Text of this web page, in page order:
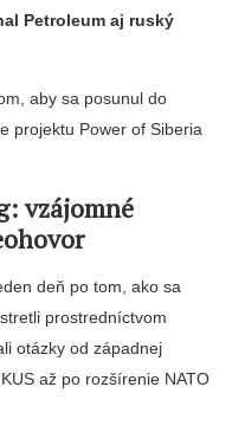
Petroleum aj ruský
aby sa posunul do
projektu Power of Siberia
vzájomné
deň po tom, ako sa
prostredníctvom
otázky od západnej
až po rozšírenie NATO